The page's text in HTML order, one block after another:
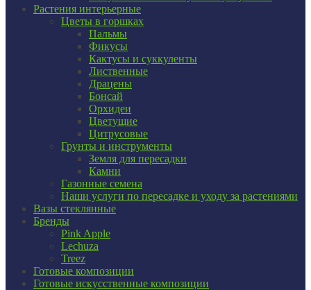
Растения интерьерные
Цветы в горшках
Пальмы
Фикусы
Кактусы и суккуленты
Лиственные
Драцены
Бонсай
Орхидеи
Цветущие
Цитрусовые
Грунты и инструменты
Земля для пересадки
Камни
Газонные семена
Наши услуги по пересадке и уходу за растениями
Вазы стеклянные
Бренды
Pink Apple
Lechuza
Treez
Готовые композиции
Готовые искусственные композиции